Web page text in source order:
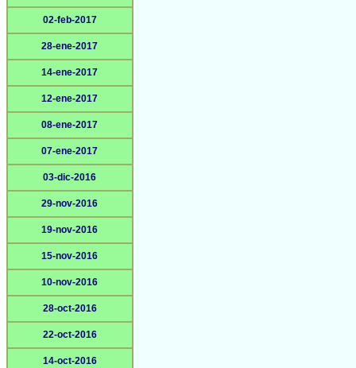
02-feb-2017
28-ene-2017
14-ene-2017
12-ene-2017
08-ene-2017
07-ene-2017
03-dic-2016
29-nov-2016
19-nov-2016
15-nov-2016
10-nov-2016
28-oct-2016
22-oct-2016
14-oct-2016